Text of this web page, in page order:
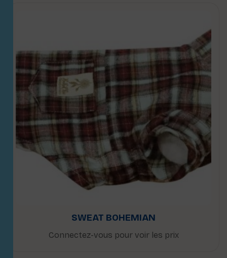
SWEAT BOHEMIAN
Connectez-vous pour voir les prix